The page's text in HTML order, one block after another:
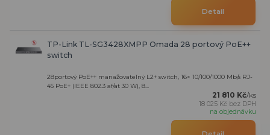
Detail
TP-Link TL-SG3428XMPP Omada 28 portový PoE++
switch
28portový PoE++ manažovatelný L2+ switch, 16× 10/100/1000 Mb/s RJ-
45 PoE+ (IEEE 802.3 af/at 30 W), 8...
21 810 Kč/ks
18 025 Kč bez DPH
na objednávku